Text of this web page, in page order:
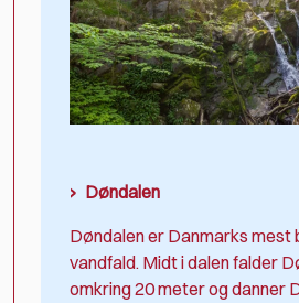
Døndalen
Døndalen er Danmarks mest
vandfald. Midt i dalen falder
omkring 20 meter og danner